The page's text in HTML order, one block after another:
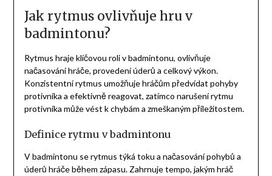
Jak rytmus ovlivňuje hru v
badmintonu?
Rytmus hraje klíčovou roli v badmintonu, ovlivňuje
načasování hráče, provedení úderů a celkový výkon.
Konzistentní rytmus umožňuje hráčům předvídat pohyby
protivníka a efektivně reagovat, zatímco narušení rytmu
protivníka může vést k chybám a zmeškaným příležitostem.
Definice rytmu v badmintonu
V badmintonu se rytmus týká toku a načasování pohybů a
úderů hráče během zápasu. Zahrnuje tempo, jakým hráč